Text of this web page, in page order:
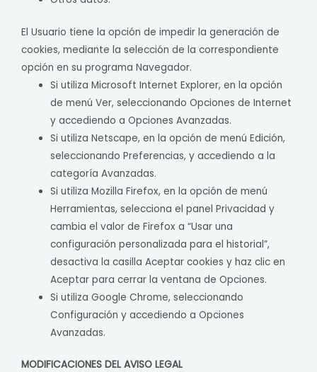
El Usuario tiene la opción de impedir la generación de
cookies, mediante la selección de la correspondiente
opción en su programa Navegador.
Si utiliza Microsoft Internet Explorer, en la opción
de menú Ver, seleccionando Opciones de Internet
y accediendo a Opciones Avanzadas.
Si utiliza Netscape, en la opción de menú Edición,
seleccionando Preferencias, y accediendo a la
categoría Avanzadas.
Si utiliza Mozilla Firefox, en la opción de menú
Herramientas, selecciona el panel Privacidad y
cambia el valor de Firefox a “Usar una
configuración personalizada para el historial”,
desactiva la casilla Aceptar cookies y haz clic en
Aceptar para cerrar la ventana de Opciones.
Si utiliza Google Chrome, seleccionando
Configuración y accediendo a Opciones
Avanzadas.
MODIFICACIONES DEL AVISO LEGAL